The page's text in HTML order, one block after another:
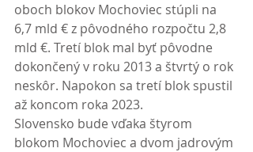
oboch blokov Mochoviec stúpli na
6,7 mld € z pôvodného rozpočtu 2,8
mld €. Tretí blok mal byť pôvodne
dokončený v roku 2013 a štvrtý o rok
neskôr. Napokon sa tretí blok spustil
až koncom roka 2023.
Slovensko bude vďaka štyrom
blokom Mochoviec a dvom jadrovým